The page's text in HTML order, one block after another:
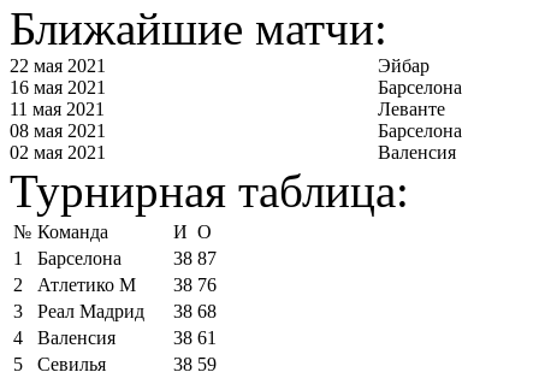
Ближайшие матчи:
22 мая 2021
Эйбар
16 мая 2021
Барселона
11 мая 2021
Леванте
08 мая 2021
Барселона
02 мая 2021
Валенсия
Турнирная таблица:
№ Команда И О
1
Барселона 38 87
2
Атлетико М 38 76
3
Реал Мадрид 38 68
4
Валенсия 38 61
5
Севилья 38 59